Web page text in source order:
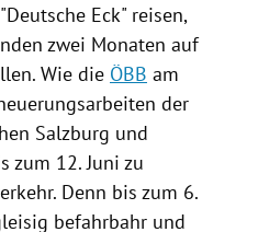
Eck" reisen,
zwei Monaten auf
Wie die ÖBB am
der
Salzburg und
zum 12. Juni zu
Denn bis zum 6.
befahrbahr und